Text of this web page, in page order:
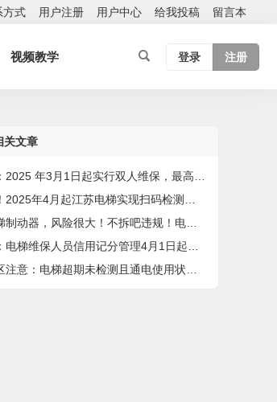
方式 用户注册 用户中心 给我投稿 留言本
视频教学 登录 注册
关文章